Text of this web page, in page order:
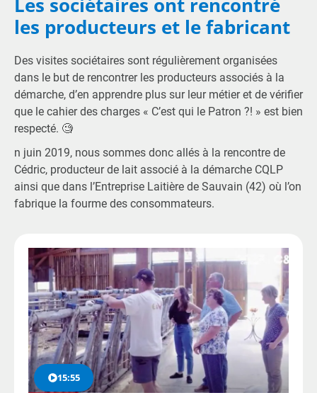
les producteurs et le fabricant
Des visites sociétaires sont régulièrement organisées
dans le but de rencontrer les producteurs associés à la
démarche, d’en apprendre plus sur leur métier et de vérifier
que le cahier des charges « C’est qui le Patron ?! » est bien
respecté. 🧐
n juin 2019, nous sommes donc allés à la rencontre de
Cédric, producteur de lait associé à la démarche CQLP
ainsi que dans l’Entreprise Laitière de Sauvain (42) où l’on
fabrique la fourme des consommateurs.
15:55